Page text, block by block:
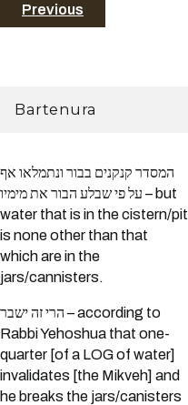
Previous
Bartenura
המסדר קנקנים בבור ונתמלאו אף
על פי שבלע הבור את מימיו – but
water that is in the cistern/pit
is none other than that
which are in the
jars/cannisters.
הרי זה ישבר – according to
Rabbi Yehoshua that one-
quarter [of a LOG of water]
invalidates [the Mikveh] and
he breaks the jars/canisters